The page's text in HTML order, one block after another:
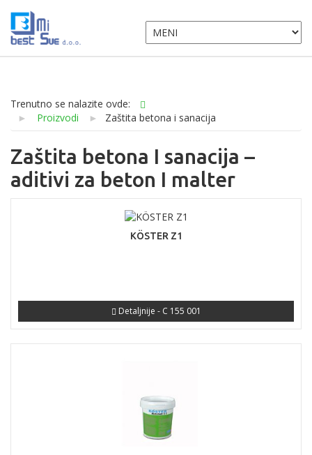
Trenutno se nalazite ovde:
►
Proizvodi ► Zaštita betona i sanacija
Zaštita betona I sanacija –
aditivi za beton I malter
KÖSTER Z1
Detaljnije - C 155 001